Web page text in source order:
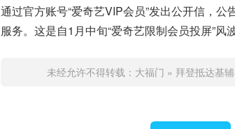
通过官方账号“爱奇艺VIP会员”发出公开信，
服务。这是自1月中旬“爱奇艺限制会员投屏”风
未经允许不得转载： 大福门 » 拜登抵达基